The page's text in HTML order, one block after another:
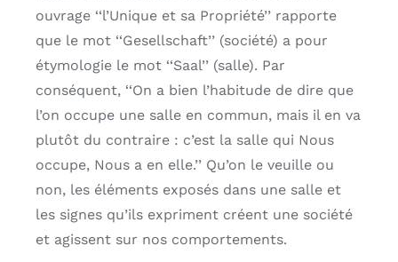
ouvrage ‘‘l’Unique et sa Propriété’’ rapporte
que le mot ‘‘Gesellschaft’’ (société) a pour
étymologie le mot ‘‘Saal’’ (salle). Par
conséquent, ‘‘On a bien l’habitude de dire que
l’on occupe une salle en commun, mais il en va
plutôt du contraire : c’est la salle qui Nous
occupe, Nous a en elle.’’ Qu’on le veuille ou
non, les éléments exposés dans une salle et
les signes qu’ils expriment créent une société
et agissent sur nos comportements.